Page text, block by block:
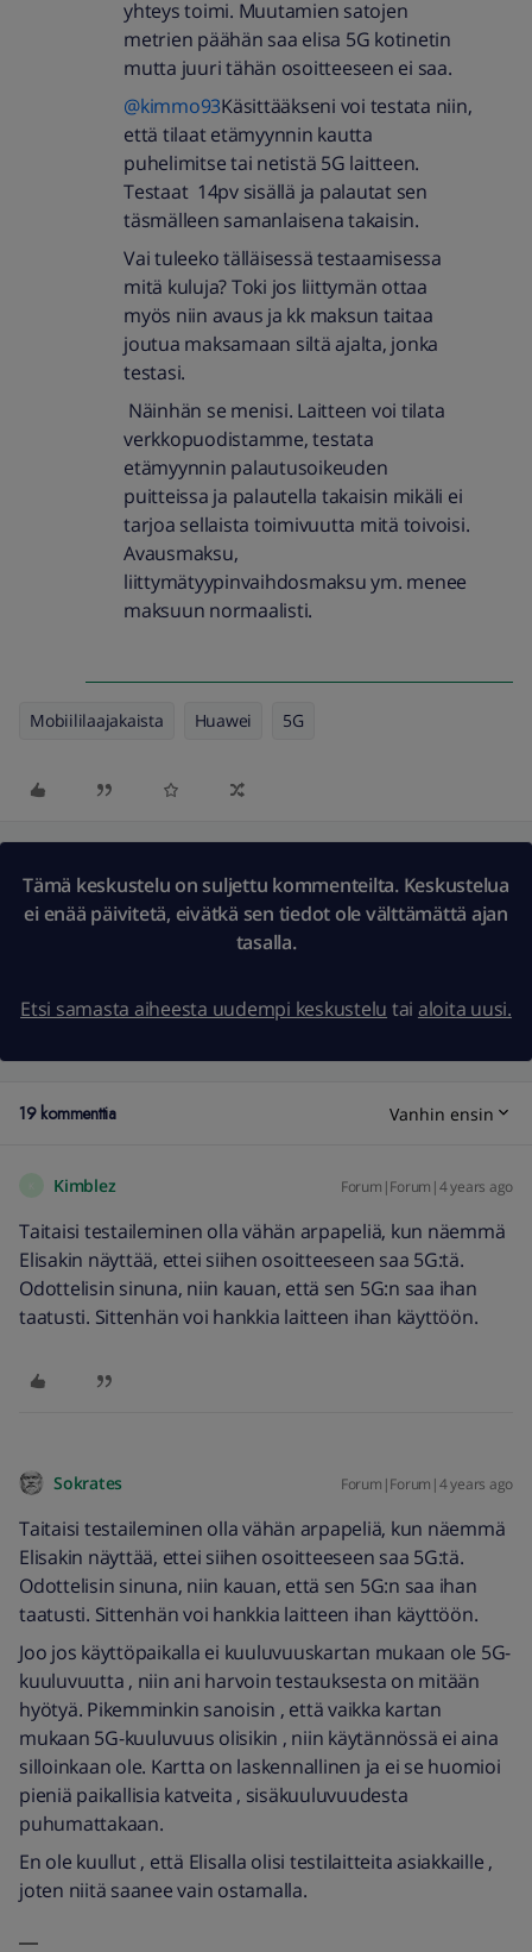
yhteys toimi. Muutamien satojen
metrien päähän saa elisa 5G kotinetin
mutta juuri tähän osoitteeseen ei saa.
@kimmo93Käsittääkseni voi testata niin,
että tilaat etämyynnin kautta
puhelimitse tai netistä 5G laitteen.
Testaat 14pv sisällä ja palautat sen
täsmälleen samanlaisena takaisin.
Vai tuleeko tälläisessä testaamisessa
mitä kuluja? Toki jos liittymän ottaa
myös niin avaus ja kk maksun taitaa
joutua maksamaan siltä ajalta, jonka
testasi.
Näinhän se menisi. Laitteen voi tilata
verkkopuodistamme, testata
etämyynnin palautusoikeuden
puitteissa ja palautella takaisin mikäli ei
tarjoa sellaista toimivuutta mitä toivoisi.
Avausmaksu,
liittymätyypinvaihdosmaksu ym. menee
maksuun normaalisti.
Mobiililaajakaista Huawei 5G
Tämä keskustelu on suljettu kommenteilta. Keskustelua
ei enää päivitetä, eivätkä sen tiedot ole välttämättä ajan
tasalla.
Etsi samasta aiheesta uudempi keskustelu tai aloita uusi.
19 kommenttia Vanhin ensin
Kimblez Forum|Forum|4 years ago
Taitaisi testaileminen olla vähän arpapeliä, kun näemmä
Elisakin näyttää, ettei siihen osoitteeseen saa 5G:tä.
Odottelisin sinuna, niin kauan, että sen 5G:n saa ihan
taatusti. Sittenhän voi hankkia laitteen ihan käyttöön.
Sokrates Forum|Forum|4 years ago
Taitaisi testaileminen olla vähän arpapeliä, kun näemmä
Elisakin näyttää, ettei siihen osoitteeseen saa 5G:tä.
Odottelisin sinuna, niin kauan, että sen 5G:n saa ihan
taatusti. Sittenhän voi hankkia laitteen ihan käyttöön.
Joo jos käyttöpaikalla ei kuuluvuuskartan mukaan ole 5G-
kuuluvuutta , niin ani harvoin testauksesta on mitään
hyötyä. Pikemminkin sanoisin , että vaikka kartan
mukaan 5G-kuuluvuus olisikin , niin käytännössä ei aina
silloinkaan ole. Kartta on laskennallinen ja ei se huomioi
pieniä paikallisia katveita , sisäkuuluvuudesta
puhumattakaan.
En ole kuullut , että Elisalla olisi testilaitteita asiakkaille ,
joten niitä saanee vain ostamalla.